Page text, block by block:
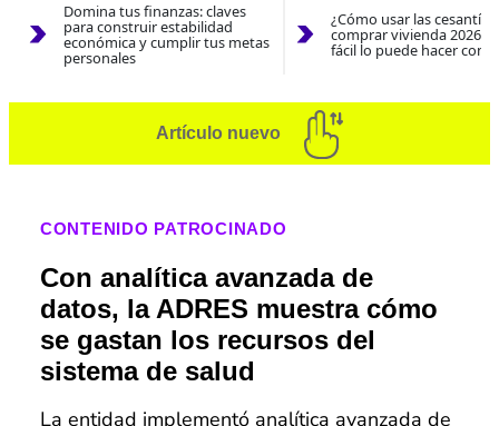
Domina tus finanzas: claves
para construir estabilidad
económica y cumplir tus metas
personales
¿Cómo usar las
comprar vivienda 2026?
fácil lo puede hacer con
Artículo nuevo
CONTENIDO PATROCINADO
Con analítica avanzada de
datos, la ADRES muestra cómo
se gastan los recursos del
sistema de salud
La entidad implementó analítica avanzada de